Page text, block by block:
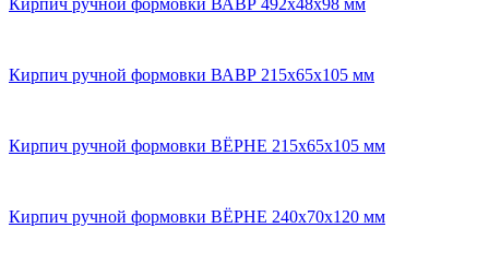
Кирпич ручной формовки ВАВР 215x65x105 мм
Кирпич ручной формовки ВЁРНЕ 215x65x105 мм
Кирпич ручной формовки ВЁРНЕ 240x70x120 мм